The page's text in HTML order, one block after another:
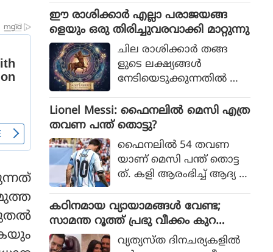
കള്‍ നടന്നത്.
ഈ രാശിക്കാര്‍ എല്ലാ പരാജയങ്ങ
ളെയും ഒരു തിരിച്ചുവരവാക്കി മാറ്റുന്നു
ചില രാശിക്കാര്‍ തങ്ങ
ളുടെ ലക്ഷ്യങ്ങള്‍
നേടിയെടുക്കുന്നതില്‍ അ
മുള്ളവരുമാണെന്ന് പറയ
പ്പെടുന്നു. എത്ര പരാജയ
ങ്ങള്‍ നേരിട്ടാലും അവര്‍
തങ്ങളുടെ സ്വപ്നങ്ങള്‍
സാക്ഷാത്കരിക്കാന്‍ ശ്ര
മിച്ചുകൊണ്ടിരിക്കും.
Lionel Messi: ഫൈനലിൽ മെസി എത്ര
തവണ പന്ത് തൊട്ടു?
ഫൈനലിൽ 54 തവണ
യാണ് മെസി പന്ത് തൊട്ട
ത്. കളി ആരംഭിച്ച് ആദ്യ 1
ച്ച് മാത്രം
കഠിനമായ വ്യായാമങ്ങള്‍ വേണ്ട;
സാമന്ത റൂത്ത് പ്രഭു വീക്കം കുറ
യ്ക്കുന്നതിനുള്ള ഏഴ് പ്രഭാത ശീലങ്ങ
വ്യത്യസ്ത ദിനചര്യകളില്‍